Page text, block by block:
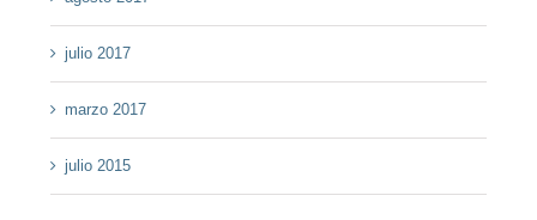
julio 2017
marzo 2017
julio 2015